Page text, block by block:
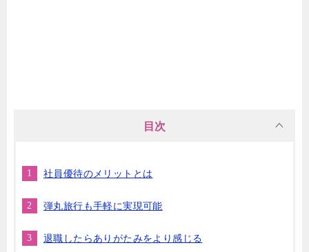
目次
社員優待のメリットとは
弾丸旅行も手軽に実現可能
退職したらありがたみをより感じる